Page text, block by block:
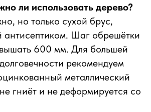
ли использовать дерево?
но только сухой брус,
Шаг обрешётки
600 мм. Для большей
рекомендуем
металлический
гниёт и не деформируется со